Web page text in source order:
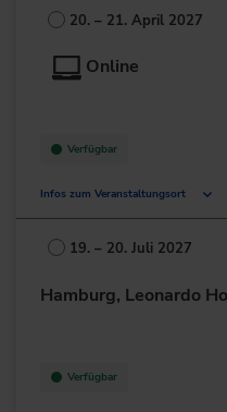
60439 Frankfurt am
20. – 21. April 2027
Online
Verfügbar
Infos zum Veranstaltungsort
Deutschland
+49 211/6214-201
19. – 20. Juli 2027
Hamburg, Leonardo
Verfügbar